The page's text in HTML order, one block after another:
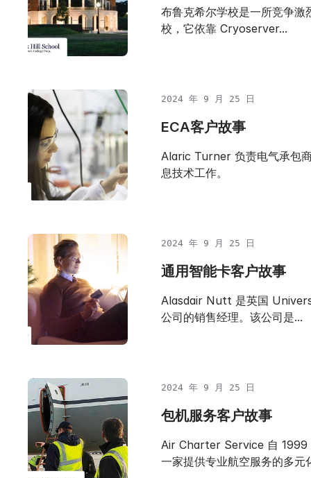
布鲁克希尔学校是一所竞争激
校，它依靠 Cryoserver...
2024 年 9 月 25 日
ECA客户故事
Alaric Turner 负责电气承包
息技术工作。
2024 年 9 月 25 日
通用智能卡客户故事
Alasdair Nutt 是英国
公司的销售经理。该公司是...
2024 年 9 月 25 日
包机服务客户故事
Air Charter Service 自 1999
一家提供专业航空服务的多元